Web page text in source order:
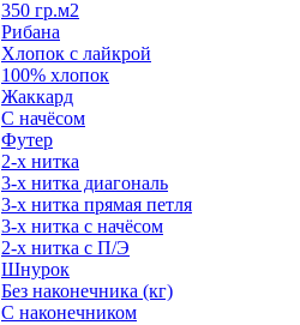
350 гр.м2
Рибана
Хлопок с лайкрой
100% хлопок
Жаккард
С начёсом
Футер
2-х нитка
3-х нитка диагональ
3-х нитка прямая петля
3-х нитка с начёсом
2-х нитка с П/Э
Шнурок
Без наконечника (кг)
С наконечником